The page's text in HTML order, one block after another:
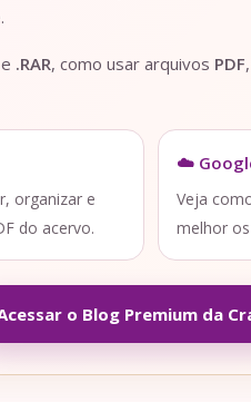
e .RAR, como usar arquivos PDF
organizar e
do acervo.
☁️
Veja
melhor
o Blog Premium da